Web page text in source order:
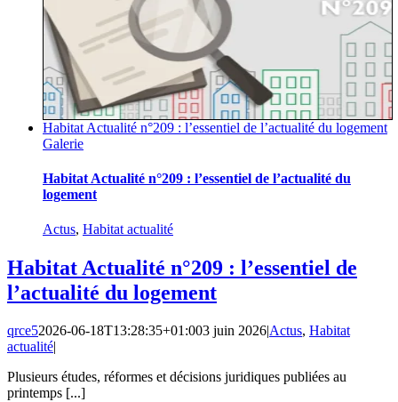
Habitat Actualité n°209 : l’essentiel de l’actualité du logement
Galerie
Habitat Actualité n°209 : l’essentiel de l’actualité du
logement
Actus, Habitat actualité
Habitat Actualité n°209 : l’essentiel de
l’actualité du logement
qrce52026-06-18T13:28:35+01:003 juin 2026|Actus, Habitat
actualité|
Plusieurs études, réformes et décisions juridiques publiées au
printemps [...]